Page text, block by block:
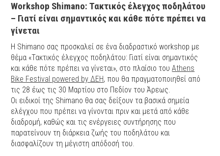
Workshop Shimano: Τακτικός έλεγχος ποδηλάτου
– Γιατί είναι σημαντικός και κάθε πότε πρέπει να
γίνεται
Η Shimano σας προσκαλεί σε ένα διαδραστικό workshop με
θέμα «Τακτικός έλεγχος ποδηλάτου: Γιατί είναι σημαντικός
και κάθε πότε πρέπει να γίνεται», στο πλαίσιο τουAthens
Bike Festival powered by ΔΕΗ, που θα πραγματοποιηθεί από
τις 28 έως τις 30 Μαρτίου στο Πεδίον του Άρεως.
Οι ειδικοί της Shimano θα σας δείξουν τα βασικά σημεία
ελέγχου που πρέπει να γίνονται πριν και μετά από κάθε
διαδρομή, καθώς και τις ενέργειες συντήρησης που
παρατείνουν τη διάρκεια ζωής του ποδηλάτου και
διασφαλίζουν τη μέγιστη απόδοσή του.